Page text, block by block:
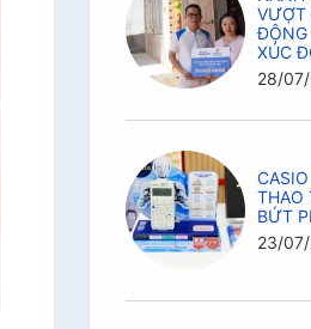
VƯỢT
ĐỘNG
XÚC
28/
THAO
BỨT
23/